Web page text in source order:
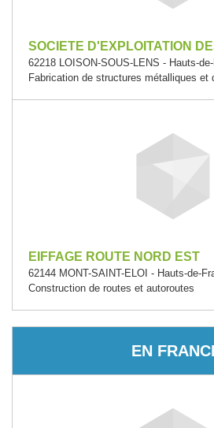
SOCIETE D'EXPLOITATION
62218 LOISON-SOUS-LENS - Hauts-
Fabrication de structures métalliques et
EIFFAGE ROUTE NORD EST
62144 MONT-SAINT-ELOI - Hauts-de-
Construction de routes et autoroutes
EN